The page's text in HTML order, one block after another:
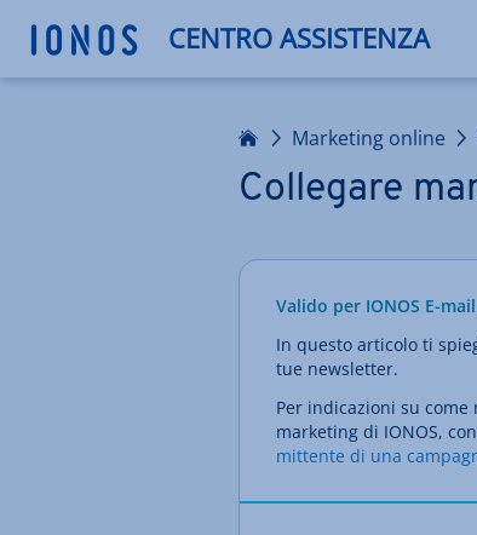
CENTRO ASSISTENZA
Homepage Marketing online
Collegare
Valido per IONOS E-
In questo articolo ti
tue newsletter.
Per indicazioni su
marketing di IONOS,
mittente di una